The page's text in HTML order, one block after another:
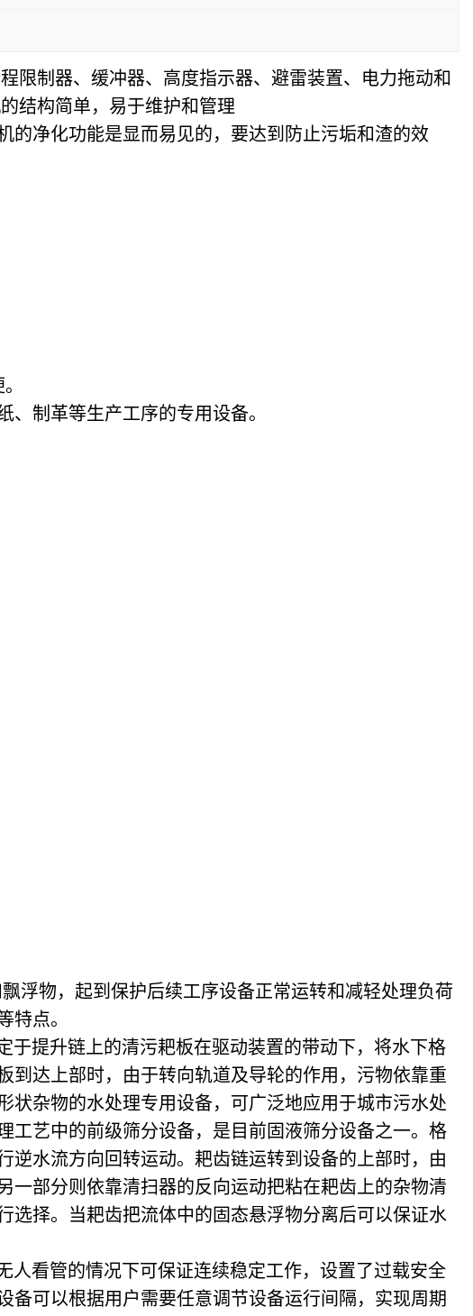
限制器、缓冲器、高度指示器、避雷装置、电力拖动和
结构简单，易于维护和管理
的净化功能是显而易见的，要达到防止污垢和渣的效
制革等生产工序的专用设备。
浮物，起到保护后续工序设备正常运转和减轻处理负荷
特点。
提升链上的清污耙板在驱动装置的带动下，将水下格
达上部时，由于转向轨道及导轮的作用，污物依靠重
状杂物的水处理专用设备，可广泛地应用于城市污水处
艺中的前级筛分设备，是目前固液筛分设备之一。 格
水流方向回转运动。 耙齿链运转到设备的上部时，由
一部分则依靠清扫器的反向运动把粘在耙齿上的杂物清
选择。当耙齿把流体中的固态悬浮物分离后可以保证水
看管的情况下可保证连续稳定工作，设置了过载安全
备可以根据用户需要任意调节设备运行间隔，实现周期